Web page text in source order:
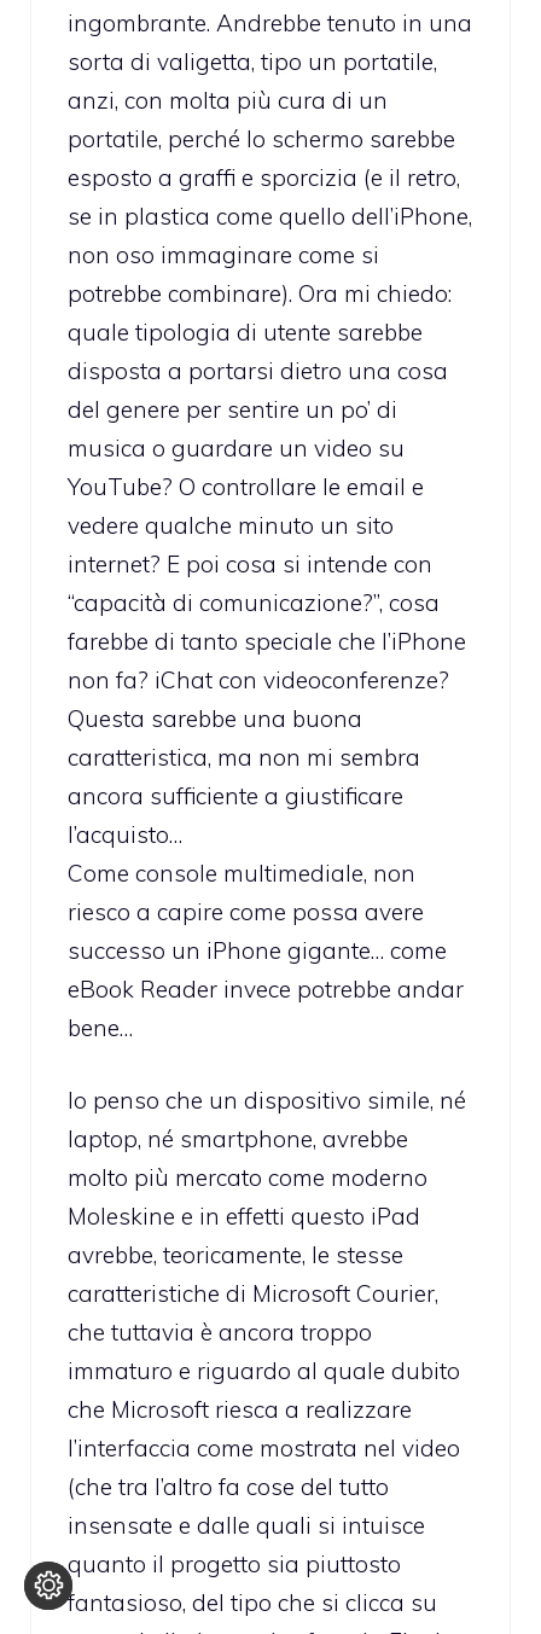
ingombrante. Andrebbe tenuto in una
sorta di valigetta, tipo un portatile,
anzi, con molta più cura di un
portatile, perché lo schermo sarebbe
esposto a graffi e sporcizia (e il retro,
se in plastica come quello dell’iPhone,
non oso immaginare come si
potrebbe combinare). Ora mi chiedo:
quale tipologia di utente sarebbe
disposta a portarsi dietro una cosa
del genere per sentire un po’ di
musica o guardare un video su
YouTube? O controllare le email e
vedere qualche minuto un sito
internet? E poi cosa si intende con
“capacità di comunicazione?”, cosa
farebbe di tanto speciale che l’iPhone
non fa? iChat con videoconferenze?
Questa sarebbe una buona
caratteristica, ma non mi sembra
ancora sufficiente a giustificare
l’acquisto…
Come console multimediale, non
riesco a capire come possa avere
successo un iPhone gigante… come
eBook Reader invece potrebbe andar
bene…
Io penso che un dispositivo simile, né
laptop, né smartphone, avrebbe
molto più mercato come moderno
Moleskine e in effetti questo iPad
avrebbe, teoricamente, le stesse
caratteristiche di Microsoft Courier,
che tuttavia è ancora troppo
immaturo e riguardo al quale dubito
che Microsoft riesca a realizzare
l’interfaccia come mostrata nel video
(che tra l’altro fa cose del tutto
insensate e dalle quali si intuisce
quanto il progetto sia piuttosto
fantasioso, del tipo che si clicca su